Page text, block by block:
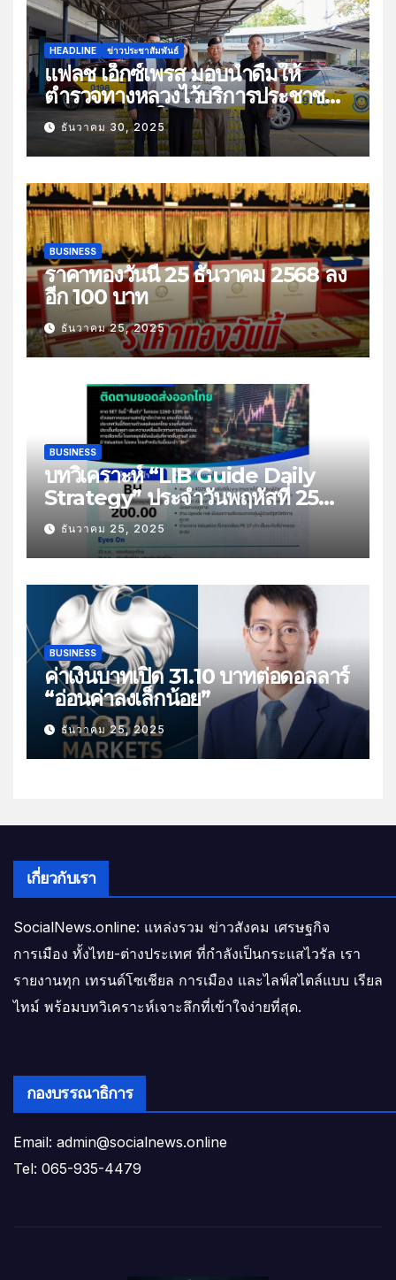
HEADLINE ข่าวประชาสัมพันธ์
แฟลช เอ็กซ์เพรส มอบน้ำดื่มให้
ตำรวจทางหลวงไว้บริการประชาชน
ช่วงเทศกาลปีใหม่
ธันวาคม 30, 2025
BUSINESS
ราคาทองวันนี้ 25 ธันวาคม 2568 ลง
อีก 100 บาท
ธันวาคม 25, 2025
BUSINESS
บทวิเคราะห์ “LIB Guide Daily
Strategy” ประจำวันพฤหัสที่ 25
ธันวาคม 2568 หัวข้อ “ติดตามยอด
ส่งออกไทย”
ธันวาคม 25, 2025
BUSINESS
ค่าเงินบาทเปิด 31.10 บาทต่อดอลลาร์
“อ่อนค่าลงเล็กน้อย”
ธันวาคม 25, 2025
เกี่ยวกับเรา
SocialNews.online: แหล่งรวม ข่าวสังคม เศรษฐกิจ
การเมือง ทั้งไทย-ต่างประเทศ ที่กำลังเป็นกระแสไวรัล เรา
รายงานทุก เทรนด์โซเชียล การเมือง และไลฟ์สไตล์แบบ เรียล
ไทม์ พร้อมบทวิเคราะห์เจาะลึกที่เข้าใจง่ายที่สุด.
กองบรรณาธิการ
Email: admin@socialnews.online
Tel: 065-935-4479